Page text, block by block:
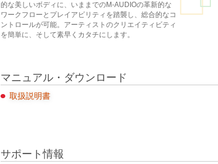
的な美しいボディに、いままでのM-AUDIOの革新的な
ワークフローとプレイアビリティを踏襲し、総合的なコ
ントロールが可能。アーティストのクリエイティビティ
を簡単に、そして素早くカタチにします。
マニュアル・ダウンロード
取扱説明書
サポート情報